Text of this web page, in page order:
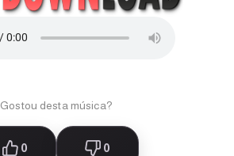
Gostou desta música?
0 0